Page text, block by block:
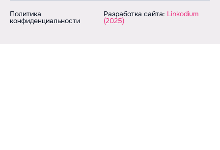
Политика
конфиденциальности
Разработка сайта: Linkodium
(2025)